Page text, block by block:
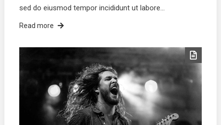
sed do eiusmod tempor incididunt ut labore…
Read more